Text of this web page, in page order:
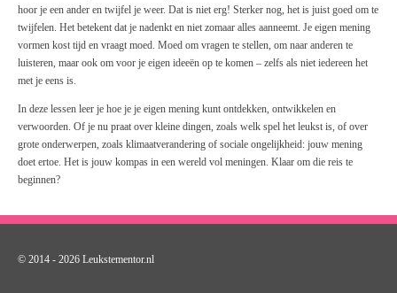
hoor je een ander en twijfel je weer. Dat is niet erg! Sterker nog, het is juist goed om te
twijfelen. Het betekent dat je nadenkt en niet zomaar alles aanneemt. Je eigen mening
vormen kost tijd en vraagt moed. Moed om vragen te stellen, om naar anderen te
luisteren, maar ook om voor je eigen ideeën op te komen – zelfs als niet iedereen het
met je eens is.
In deze lessen leer je hoe je je eigen mening kunt ontdekken, ontwikkelen en
verwoorden. Of je nu praat over kleine dingen, zoals welk spel het leukst is, of over
grote onderwerpen, zoals klimaatverandering of sociale ongelijkheid: jouw mening
doet ertoe. Het is jouw kompas in een wereld vol meningen. Klaar om die reis te
beginnen?
© 2014 - 2026 Leukstementor.nl